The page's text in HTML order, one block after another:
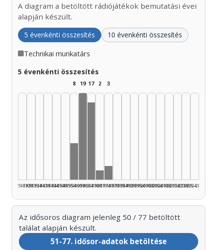
A diagram a betöltött rádiójátékok bemutatási évei
alapján készült.
5 évenkénti összesítés 10 évenkénti összesítés
Technikai munkatárs
5 évenkénti összesítés
1925–1929
1930–1934
1935–1939
1940–1944
1945–1949
1950–1954
8
Technikai munkatárs, 1955–1959: 8
1955–1959
19
1960–1964
17
1965–1969
2
Technikai munkatárs,
1970–1974
3
Technikai munkatárs,
1975–1979
1980–1984
1985–1989
1990–1994
1995–1999
2000–2004
2005–2009
2010–2014
2015–2019
2020–2024
2025–2026
Az idősoros diagram jelenleg 50 / 77 betöltött
találat alapján készült.
51-77. idősor-adatok betöltése